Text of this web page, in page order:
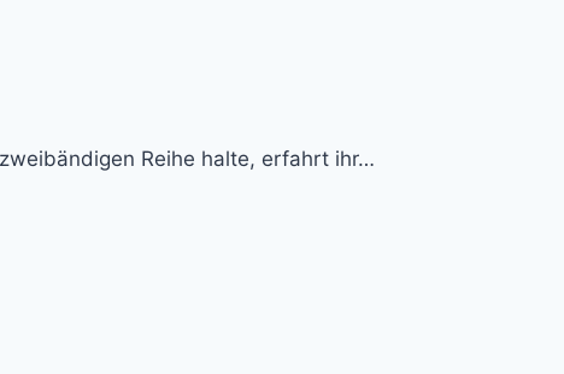
Reihe halte, erfahrt ihr…